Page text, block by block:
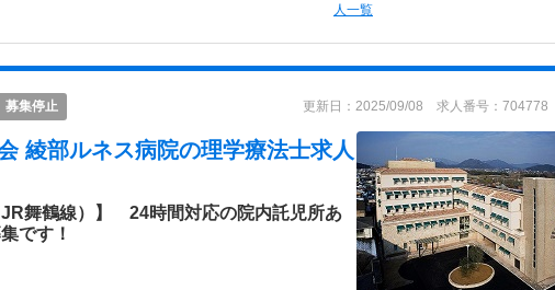
人一覧
募集停止 更新日：2025/09/08 求人番号：704778
綾部ルネス病院の理学療法士求人
JR舞鶴線）】 24時間対応の院内託児所あ
です！